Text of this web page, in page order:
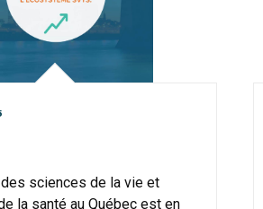
sciences de la vie et
la santé au Québec est en